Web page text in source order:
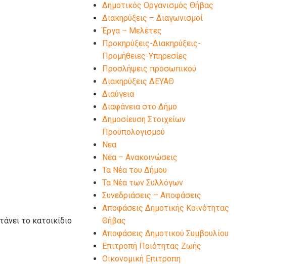
το κατοικίδιο
Δημοτικός Οργανισμός Θήβας
Διακηρύξεις – Διαγωνισμοί
Έργα – Μελέτες
Προκηρύξεις-Διακηρύξεις-
Προμήθειες-Υπηρεσίες
Προσλήψεις προσωπικού
Διακηρύξεις ΔΕΥΑΘ
Διαύγεια
Διαφάνεια στο Δήμο
Δημοσίευση Στοιχείων
Προϋπολογισμού
Νεα
Νέα – Ανακοινώσεις
Τα Νέα του Δήμου
Τα Νέα των Συλλόγων
Συνεδριάσεις – Αποφάσεις
Αποφάσεις Δημοτικής Κοινότητας
Θήβας
Αποφάσεις Δημοτικού Συμβουλίου
Επιτροπή Ποιότητας Ζωής
Οικονομική Επιτροπη